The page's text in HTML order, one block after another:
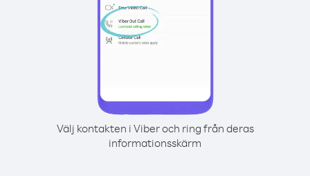
Välj kontakten i Viber och ring från deras
informationsskärm